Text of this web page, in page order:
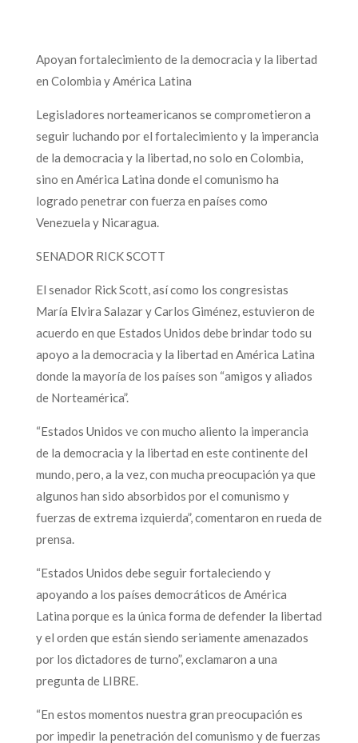
Apoyan fortalecimiento de la democracia y la libertad
en Colombia y América Latina
Legisladores norteamericanos se comprometieron a
seguir luchando por el fortalecimiento y la imperancia
de la democracia y la libertad, no solo en Colombia,
sino en América Latina donde el comunismo ha
logrado penetrar con fuerza en países como
Venezuela y Nicaragua.
SENADOR RICK SCOTT
El senador Rick Scott, así como los congresistas
María Elvira Salazar y Carlos Giménez, estuvieron de
acuerdo en que Estados Unidos debe brindar todo su
apoyo a la democracia y la libertad en América Latina
donde la mayoría de los países son “amigos y aliados
de Norteamérica”.
“Estados Unidos ve con mucho aliento la imperancia
de la democracia y la libertad en este continente del
mundo, pero, a la vez, con mucha preocupación ya que
algunos han sido absorbidos por el comunismo y
fuerzas de extrema izquierda”, comentaron en rueda de
prensa.
“Estados Unidos debe seguir fortaleciendo y
apoyando a los países democráticos de América
Latina porque es la única forma de defender la libertad
y el orden que están siendo seriamente amenazados
por los dictadores de turno”, exclamaron a una
pregunta de LIBRE.
“En estos momentos nuestra gran preocupación es
por impedir la penetración del comunismo y de fuerzas